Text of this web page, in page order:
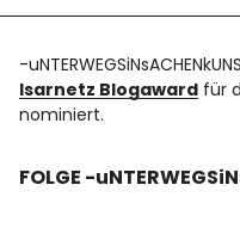
f I P
-
Isarnetz Blogaward für
nominiert.
FOLGE -